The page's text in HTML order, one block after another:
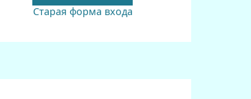
Старая форма входа